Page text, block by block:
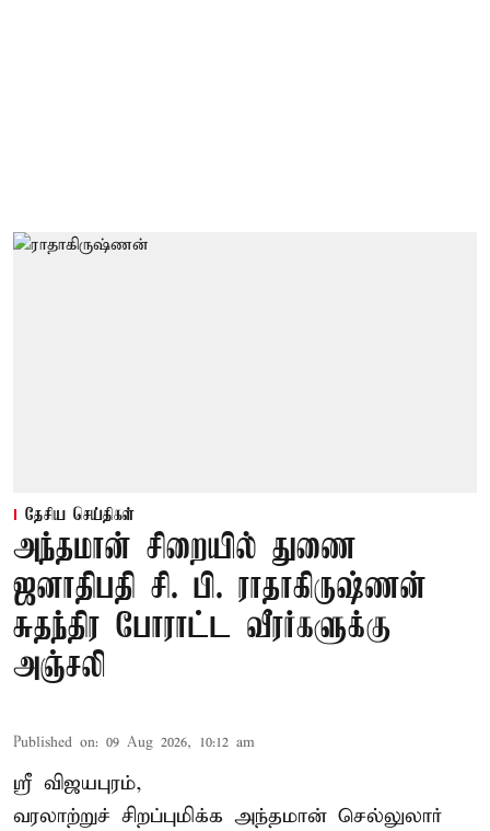
தேசிய செய்திகள்
அந்தமான் சிறையில் துணை
ஜனாதிபதி சி. பி. ராதாகிருஷ்ணன்
சுதந்திர போராட்ட வீரர்களுக்கு
அஞ்சலி
Published on: 09 Aug 2026, 10:12 am
ஸ்ரீ விஜயபுரம்,
வரலாற்றுச் சிறப்புமிக்க அந்தமான் செல்லுலார்